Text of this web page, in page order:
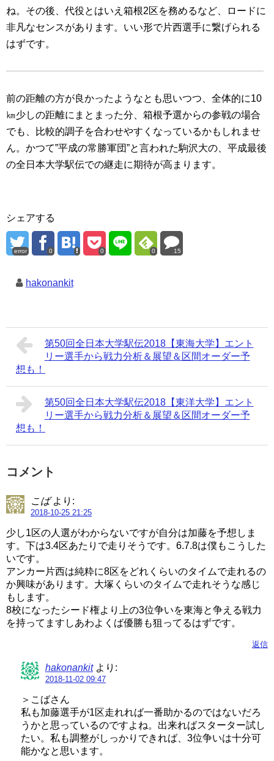
ね。その後、代役とはいえ箱根2区を務めるなど、ロードに
非凡なセンスがあります。いい形で片西選手に繋げられる
はずです。
前の距離の方が良かったようなとも思いつつ、全体的に10
㎞少しの距離にまとまった分、箱根予選からの参戦の場合
でも、比較的調子を合わせやすくなっているかもしれませ
ん。かつて”平成の常勝軍団”と言われた駒沢大の、平成最後
の全日本大学駅伝での継走に期待が高まります。
シェアする
error 0 0 0 15
hakonankit
第50回全日本大学駅伝2018【東海大学】エント
リー選手から戦力分析＆展望＆区間オーダー予
想も！
第50回全日本大学駅伝2018【東洋大学】エント
リー選手から戦力分析＆展望＆区間オーダー予
想も！
コメント
こば より:
2018-10-25 21:25
少し1区の人選がわからないですが自分は加藤を予想しま
す。下は3.4区あたりで走りそうです。6.7.8は僕もこうした
いです。
アンカー片西は純粋に8区をどれくらいのタイムで走れるの
か興味があります。大塚くらいのタイムで走れそうな感じ
もします。
8校になったシード権より上の3位争いを東海と争える戦力
を持ってますしあわよくば優勝も狙ってるはずです。
返信
hakonankit より:
2018-11-02 09:47
＞こばさん
私も加藤選手が1区走れれば一番助かるのではないだろ
うかと思っているのですよね。出来ればスターター試し
たい。私も調整がしっかりできれば、3位争いは十分可
能かなと思います。